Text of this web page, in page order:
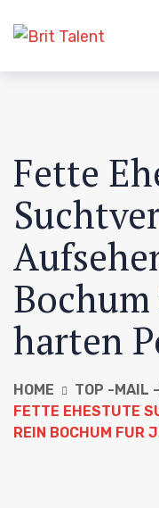
Fette
harten
HOME
TOP -MAIL
FETTE EHESTUTE
REIN BOCHUM FUR